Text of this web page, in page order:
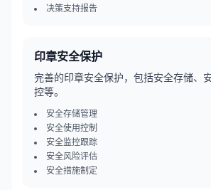
决策支持报告
印章安全保护
完善的印章安全保护，包括安全存储、
控等。
安全存储管理
安全使用控制
安全监控跟踪
安全风险评估
安全措施制定